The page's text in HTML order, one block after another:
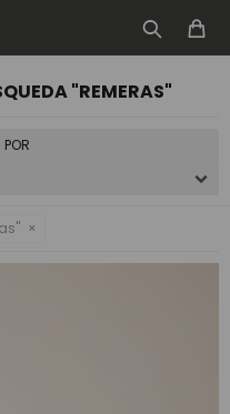
"REMERAS"